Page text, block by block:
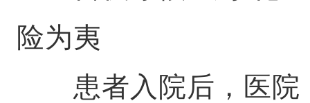
险为夷
患者入院后，医院